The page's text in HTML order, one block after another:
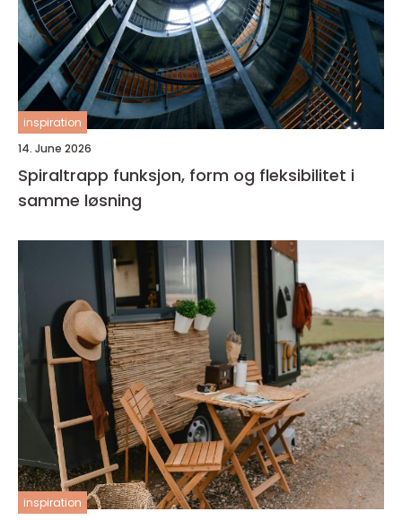
inspiration
14. June 2026
Spiraltrapp funksjon, form og fleksibilitet i
samme løsning
inspiration